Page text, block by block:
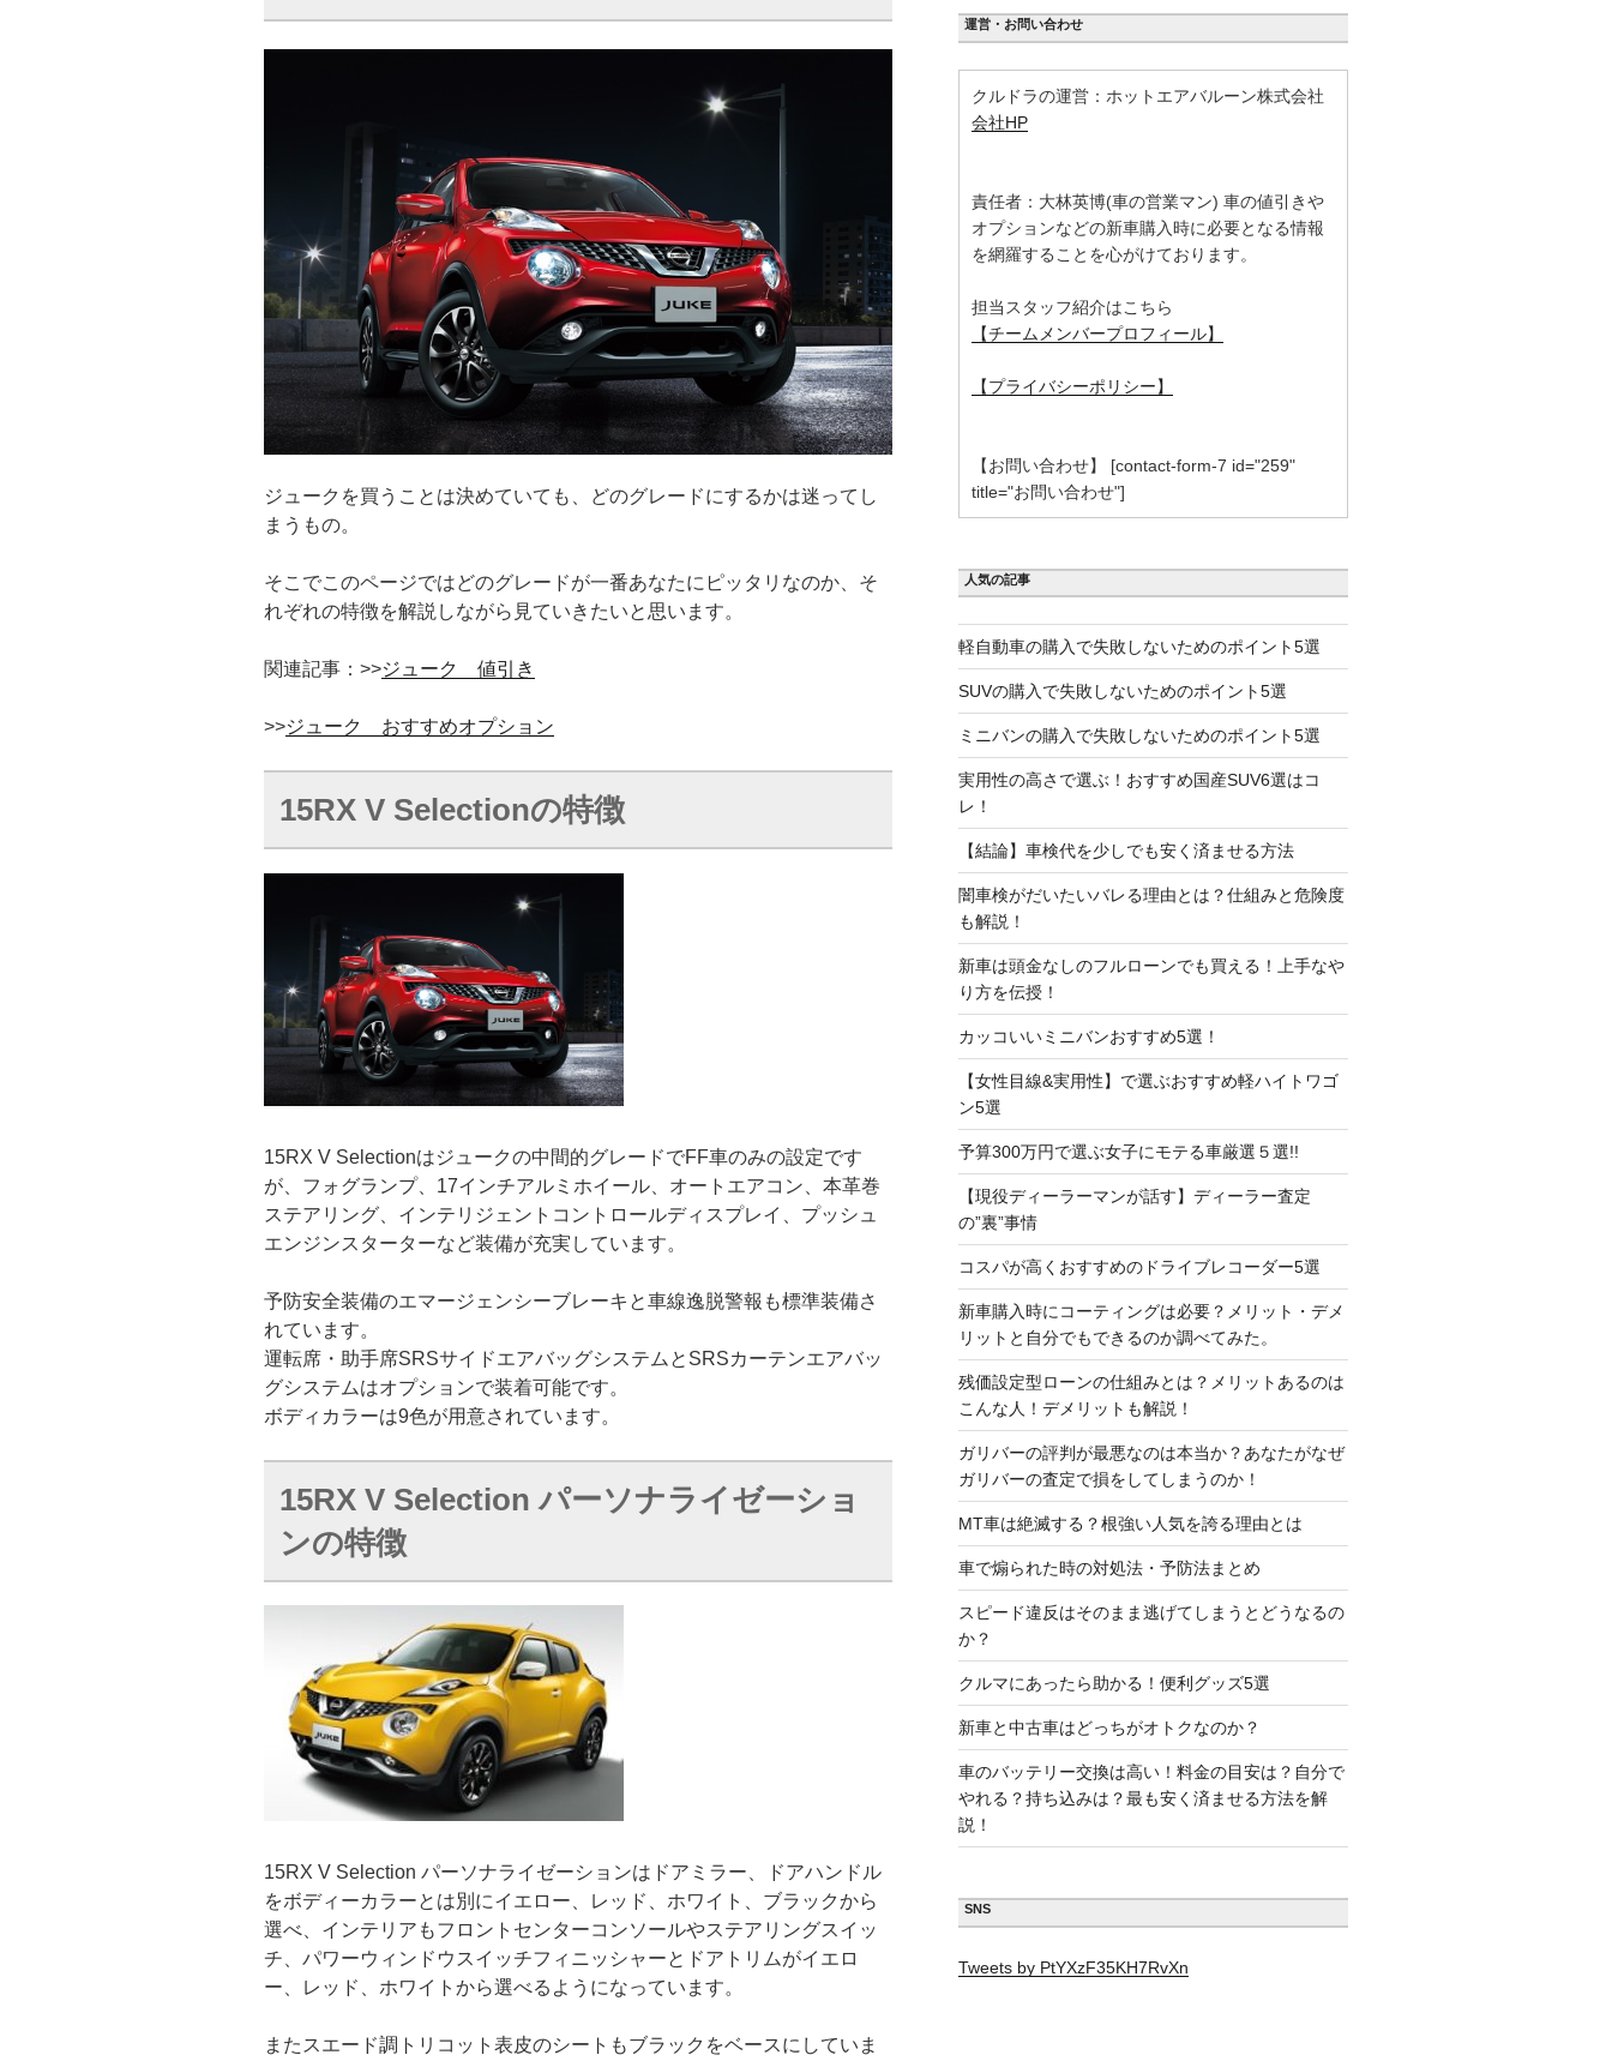
ジュークを買うことは決めていても、どのグレードにするかは迷ってし
まうもの。
そこでこのページではどのグレードが一番あなたにピッタリなのか、そ
れぞれの特徴を解説しながら見ていきたいと思います。
関連記事：>>ジューク 値引き
>>ジューク おすすめオプション
15RX V Selectionの特徴
15RX V Selectionはジュークの中間的グレードでFF車のみの設定です
が、フォグランプ、17インチアルミホイール、オートエアコン、本革巻
ステアリング、インテリジェントコントロールディスプレイ、プッシュ
エンジンスターターなど装備が充実しています。
予防安全装備のエマージェンシーブレーキと車線逸脱警報も標準装備さ
れています。
運転席・助手席SRSサイドエアバッグシステムとSRSカーテンエアバッ
グシステムはオプションで装着可能です。
ボディカラーは9色が用意されています。
15RX V Selection パーソナライゼーショ
ンの特徴
15RX V Selection パーソナライゼーションはドアミラー、ドアハンドル
をボディーカラーとは別にイエロー、レッド、ホワイト、ブラックから
選べ、インテリアもフロントセンターコンソールやステアリングスイッ
チ、パワーウィンドウスイッチフィニッシャーとドアトリムがイエロ
ー、レッド、ホワイトから選べるようになっています。
またスエード調トリコット表皮のシートもブラックをベースにしていま
運営・お問い合わせ
クルドラの運営：ホットエアバルーン株式会社
会社HP
責任者：大林英博(車の営業マン) 車の値引きや
オプションなどの新車購入時に必要となる情報
を網羅することを心がけております。
担当スタッフ紹介はこちら
【チームメンバープロフィール】
【プライバシーポリシー】
【お問い合わせ】 [contact-form-7 id="259"
title="お問い合わせ"]
人気の記事
軽自動車の購入で失敗しないためのポイント5選
SUVの購入で失敗しないためのポイント5選
ミニバンの購入で失敗しないためのポイント5選
実用性の高さで選ぶ！おすすめ国産SUV6選はコ
レ！
【結論】車検代を少しでも安く済ませる方法
闇車検がだいたいバレる理由とは？仕組みと危険度
も解説！
新車は頭金なしのフルローンでも買える！上手なや
り方を伝授！
カッコいいミニバンおすすめ5選！
【女性目線&実用性】で選ぶおすすめ軽ハイトワゴ
ン5選
予算300万円で選ぶ女子にモテる車厳選５選!!
【現役ディーラーマンが話す】ディーラー査定
の”裏”事情
コスパが高くおすすめのドライブレコーダー5選
新車購入時にコーティングは必要？メリット・デメ
リットと自分でもできるのか調べてみた。
残価設定型ローンの仕組みとは？メリットあるのは
こんな人！デメリットも解説！
ガリバーの評判が最悪なのは本当か？あなたがなぜ
ガリバーの査定で損をしてしまうのか！
MT車は絶滅する？根強い人気を誇る理由とは
車で煽られた時の対処法・予防法まとめ
スピード違反はそのまま逃げてしまうとどうなるの
か？
クルマにあったら助かる！便利グッズ5選
新車と中古車はどっちがオトクなのか？
車のバッテリー交換は高い！料金の目安は？自分で
やれる？持ち込みは？最も安く済ませる方法を解
説！
SNS
Tweets by PtYXzF35KH7RvXn